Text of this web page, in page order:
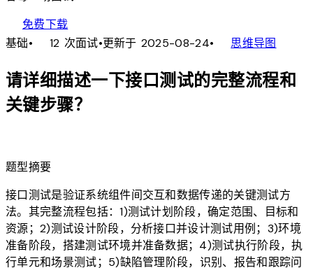
免费下载
基础• 12 次面试•更新于 2025-08-24• account_tree思维导图
请详细描述一下接口测试的完整流程和
关键步骤？
题型摘要
接口测试是验证系统组件间交互和数据传递的关键测试方
法。其完整流程包括：1)测试计划阶段，确定范围、目标和
资源；2)测试设计阶段，分析接口并设计测试用例；3)环境
准备阶段，搭建测试环境并准备数据；4)测试执行阶段，执
行单元和场景测试；5)缺陷管理阶段，识别、报告和跟踪问